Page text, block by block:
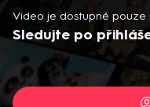
Video je dostupné pouze
Sledujte po